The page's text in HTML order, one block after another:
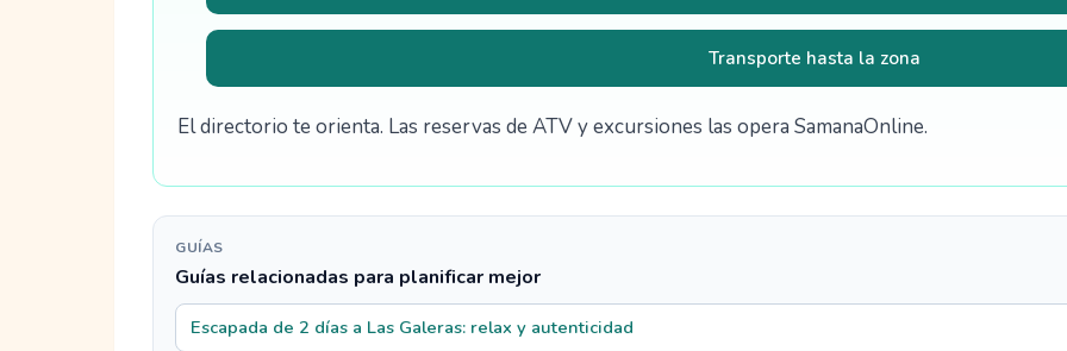
Transporte hasta la zona
El directorio te orienta. Las reservas de ATV y excursiones las opera SamanaOnline.
GUÍAS
Guías relacionadas para planificar mejor
Escapada de 2 días a Las Galeras: relax y autenticidad